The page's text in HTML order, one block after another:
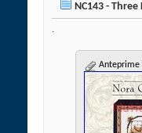
NC143 -
.
Anteprime